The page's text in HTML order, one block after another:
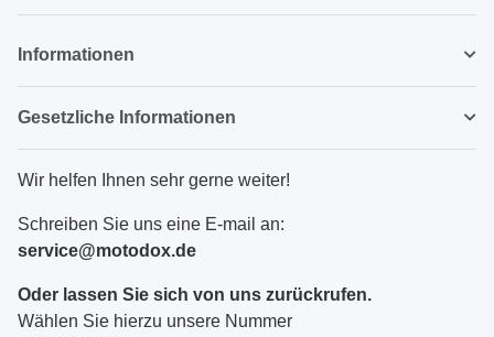
Informationen
Gesetzliche Informationen
Wir helfen Ihnen sehr gerne weiter!
Schreiben Sie uns eine E-mail an:
service@motodox.de
Oder lassen Sie sich von uns zurückrufen.
Wählen Sie hierzu unsere Nummer